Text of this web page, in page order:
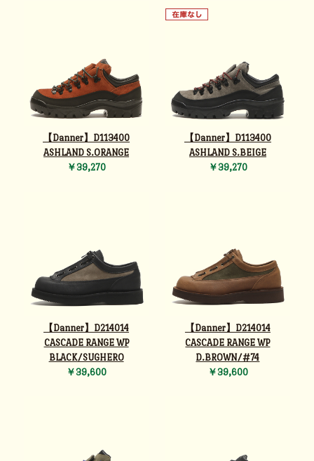
【Danner】D113400
ASHLAND S.ORANGE
￥39,270
【Danner】D113400
ASHLAND S.BEIGE
￥39,270
【Danner】D214014
CASCADE RANGE WP
BLACK/SUGHERO
￥39,600
【Danner】D214014
CASCADE RANGE WP
D.BROWN/#74
￥39,600